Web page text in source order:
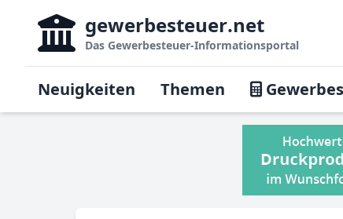
gewerbesteuer.net
Das Gewerbesteuer-Informationsportal
Neuigkeiten Themen